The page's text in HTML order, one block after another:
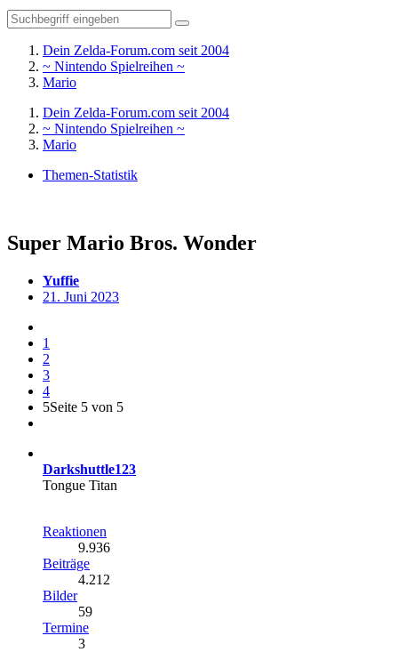
Dein Zelda-Forum.com seit 2004
~ Nintendo Spielreihen ~
Mario
Dein Zelda-Forum.com seit 2004
~ Nintendo Spielreihen ~
Mario
Themen-Statistik
Super Mario Bros. Wonder
Yuffie
21. Juni 2023
1
2
3
4
5Seite 5 von 5
Darkshuttle123
Tongue Titan
Reaktionen
9.936
Beiträge
4.212
Bilder
59
Termine
3